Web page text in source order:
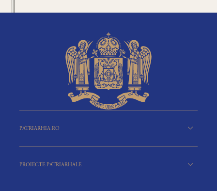
PATRIARHIA.RO
PROIECTE PATRIARHALE